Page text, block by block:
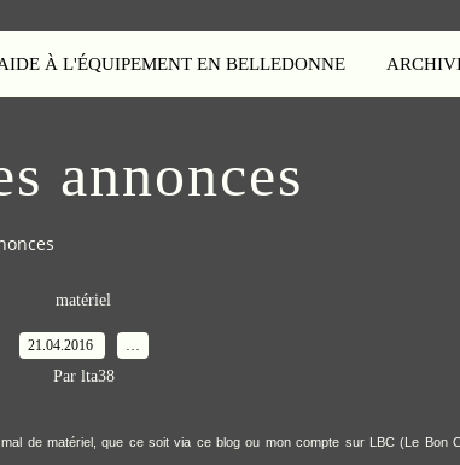
À L'ÉQUIPEMENT EN BELLEDONNE
annonces
matériel
21.04.2016
Par lta38
de matériel, que ce soit via ce blog ou mon compte sur LBC (Le Bon